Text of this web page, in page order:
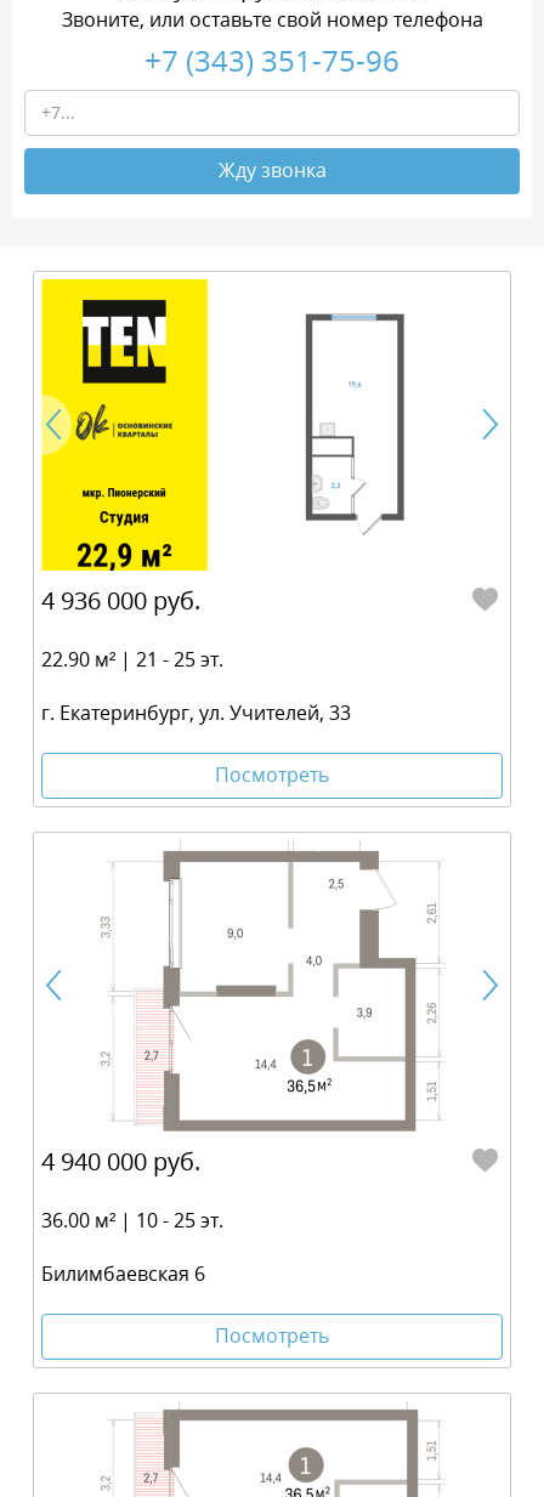
Звоните, или оставьте свой номер телефона
+7 (343) 351-75-96
Жду звонка
4 936 000 руб.
22.90 м² | 21 - 25 эт.
г. Екатеринбург, ул. Учителей, 33
Посмотреть
4 940 000 руб.
36.00 м² | 10 - 25 эт.
Билимбаевская 6
Посмотреть